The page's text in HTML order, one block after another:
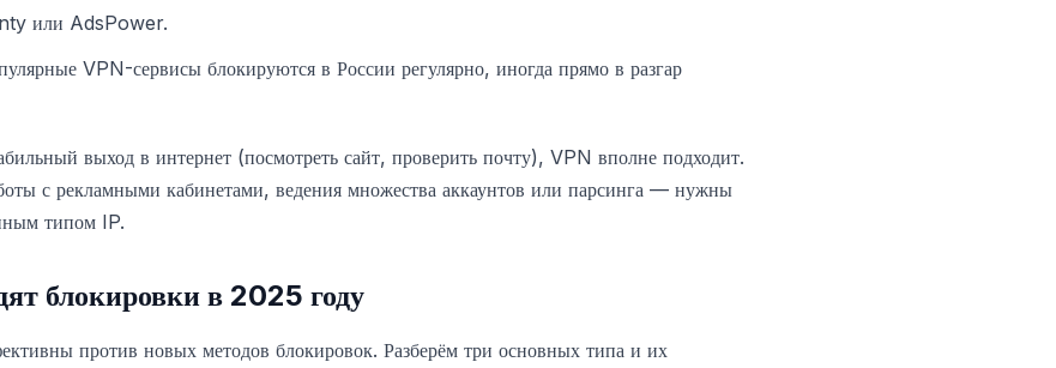
или AdsPower.
VPN-сервисы блокируются в России регулярно, иногда прямо в разгар
выход в интернет (посмотреть сайт, проверить почту), VPN вполне подходит.
с рекламными кабинетами, ведения множества аккаунтов или парсинга — нужны
типом IP.
блокировки в 2025 году
против новых методов блокировок. Разберём три основных типа и их